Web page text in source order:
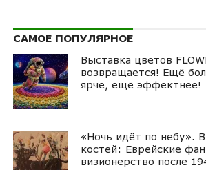
САМОЕ ПОПУЛЯРНОЕ
Выставка цветов
возвращается! Ещё
ярче, ещё эффектнее!
«Ночь идёт по небу».
костей: Еврейские
визионерство после